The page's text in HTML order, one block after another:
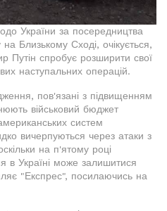
України за посередництва
Близькому Сході, очікується,
Путін спробує розширити свої
наступальних операцій.
пов'язані з підвищенням
військовий бюджет
систем
вичерпуються через атаки з
на п'ятому році
в Україні може залишитися
"Експрес", посилаючись на